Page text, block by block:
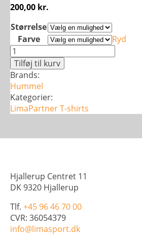
200,00 kr.
Størrelse
Farve
Ryd
hmlAUTHENTIC
POLY
JERSEY
-
Dame
antal
Tilføj til kurv
Brands:
Hummel
Kategorier:
LimaPartnerT-shirts
Hjallerup Centret 11
DK 9320 Hjallerup
Tlf. +45 96 46 70 00
CVR: 36054379
info@limasport.dk